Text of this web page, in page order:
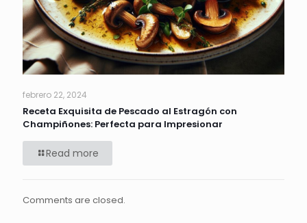
febrero 22, 2024
Receta Exquisita de Pescado al Estragón con
Champiñones: Perfecta para Impresionar
Read more
Comments are closed.